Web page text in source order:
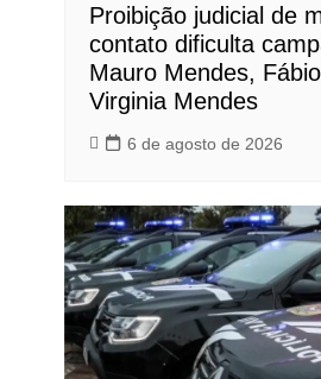
Proibição judicial de
contato dificulta
Mauro Mendes,
Virginia Mendes
6 de agosto de 2026